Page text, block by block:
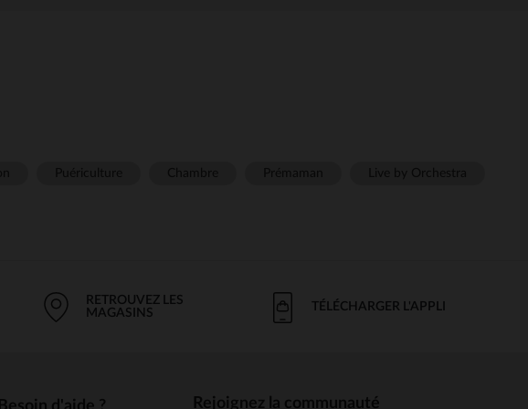
RETROUVEZ LES
MAGASINS
TÉLÉCHARGER L'APPLI
Rejoignez la communauté